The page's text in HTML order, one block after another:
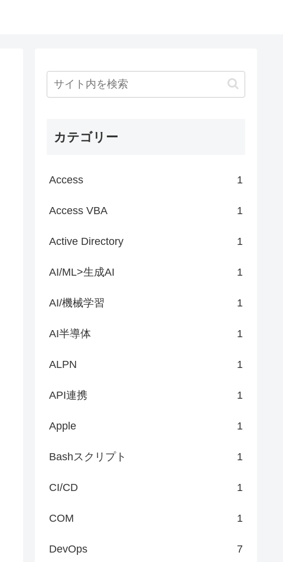
カテゴリー
Access 1
Access VBA 1
Active Directory 1
AI/ML>生成AI 1
AI/機械学習 1
AI半導体 1
ALPN 1
API連携 1
Apple 1
Bashスクリプト 1
CI/CD 1
COM 1
DevOps 7